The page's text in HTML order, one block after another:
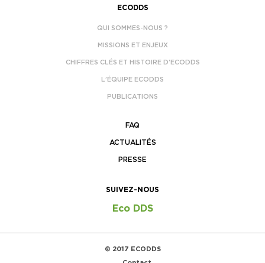
ECODDS
QUI SOMMES-NOUS ?
MISSIONS ET ENJEUX
CHIFFRES CLÉS ET HISTOIRE D’ECODDS
L’ÉQUIPE ECODDS
PUBLICATIONS
FAQ
ACTUALITÉS
PRESSE
SUIVEZ-NOUS
Eco DDS
© 2017 ECODDS